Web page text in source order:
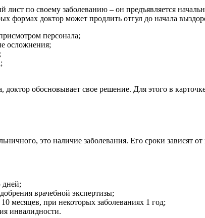
по своему заболеванию – он предъявляется
формах доктор может продлить отгул до начала
персонала;
осложнения;
обосновывает свое решение. Для этого в
это наличие заболевания. Его сроки зависят
дней;
врачебной экспертизы;
месяцев, при некоторых заболеваниях 1 год;
инвалидности.